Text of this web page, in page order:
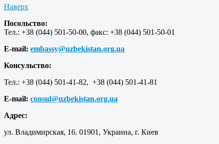
Наверх
Посольство:
Тел.: +38 (044) 501-50-00, факс: +38 (044) 501-50-01
E-mail: embassy@uzbekistan.org.ua
Консульство:
Тел.: +38 (044) 501-41-82, +38 (044) 501-41-81
E-mail: consul@uzbekistan.org.ua
Адрес:
ул. Владимирская, 16. 01901, Украина, г. Киев